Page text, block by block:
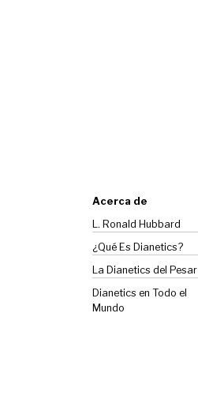
Acerca de
L. Ronald Hubbard
¿Qué Es Dianetics?
La Dianetics del Pesar
Dianetics en Todo el
Mundo